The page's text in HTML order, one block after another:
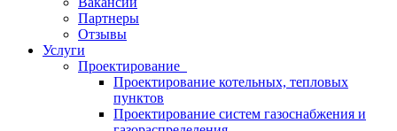
Партнеры
Отзывы
Услуги
Проектирование
Проектирование котельных, тепловых
пунктов
Проектирование систем газоснабжения и